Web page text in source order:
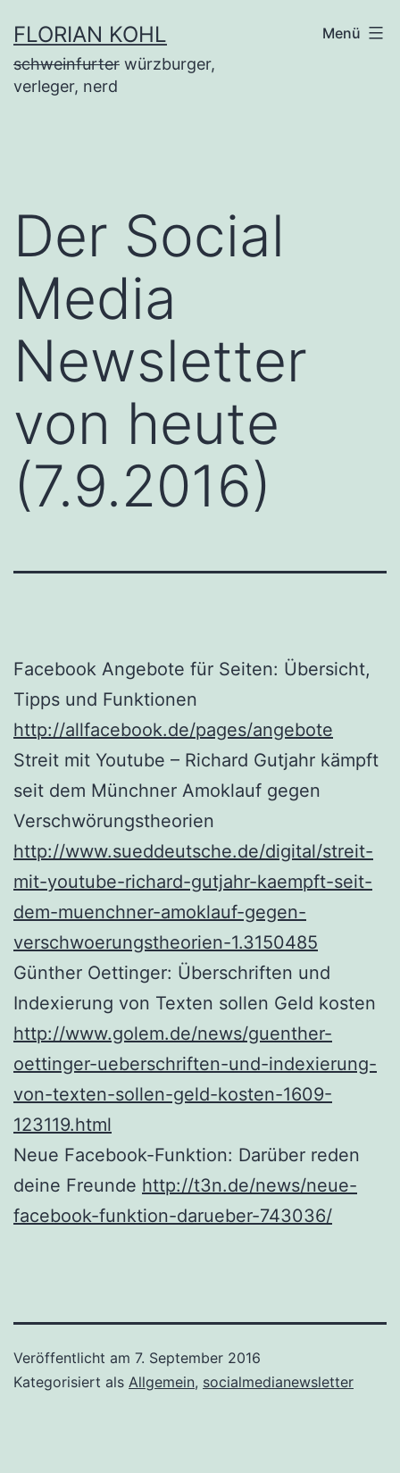
Inhalt
springen
FLORIAN KOHL
schweinfurter würzburger,
verleger, nerd
Menü
Der Social
Media
Newsletter
von heute
(7.9.2016)
Facebook Angebote für Seiten: Übersicht,
Tipps und Funktionen
http://allfacebook.de/pages/angebote
Streit mit Youtube – Richard Gutjahr kämpft
seit dem Münchner Amoklauf gegen
Verschwörungstheorien
http://www.sueddeutsche.de/digital/streit-
mit-youtube-richard-gutjahr-kaempft-seit-
dem-muenchner-amoklauf-gegen-
verschwoerungstheorien-1.3150485
Günther Oettinger: Überschriften und
Indexierung von Texten sollen Geld kosten
http://www.golem.de/news/guenther-
oettinger-ueberschriften-und-indexierung-
von-texten-sollen-geld-kosten-1609-
123119.html
Neue Facebook-Funktion: Darüber reden
deine Freunde http://t3n.de/news/neue-
facebook-funktion-darueber-743036/
Veröffentlicht am 7. September 2016
Kategorisiert als Allgemein, socialmedianewsletter